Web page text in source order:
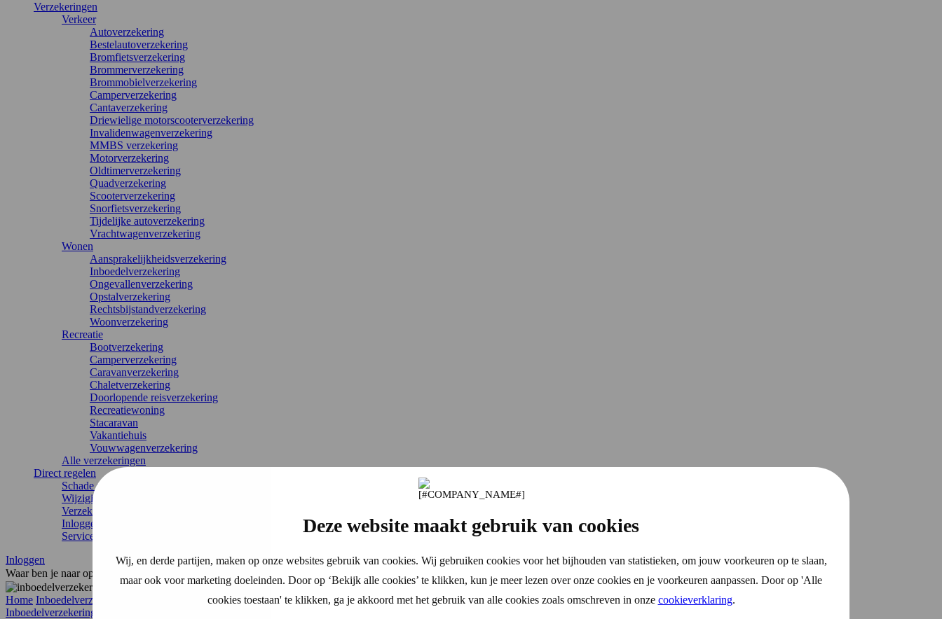
Deze website maakt gebruik van cookies
Wij, en derde partijen, maken op onze websites gebruik van cookies. Wij gebruiken cookies voor het bijhouden van statistieken, om jouw voorkeuren op te slaan,
maar ook voor marketing doeleinden. Door op ‘Bekijk alle cookies’ te klikken, kun je meer lezen over onze cookies en je voorkeuren aanpassen. Door op 'Alle
cookies toestaan' te klikken, ga je akkoord met het gebruik van alle cookies zoals omschreven in onze cookieverklaring.
Verzekeringen
Verkeer
Autoverzekering
Bestelautoverzekering
Bromfietsverzekering
Brommerverzekering
Brommobielverzekering
Camperverzekering
Cantaverzekering
Driewielige motorscooterverzekering
Invalidenwagenverzekering
MMBS verzekering
Motorverzekering
Oldtimerverzekering
Quadverzekering
Scooterverzekering
Snorfietsverzekering
Tijdelijke autoverzekering
Vrachtwagenverzekering
Wonen
Aansprakelijkheidsverzekering
Inboedelverzekering
Ongevallenverzekering
Opstalverzekering
Rechtsbijstandverzekering
Woonverzekering
Recreatie
Bootverzekering
Camperverzekering
Caravanverzekering
Chaletverzekering
Doorlopende reisverzekering
Recreatiewoning
Stacaravan
Vakantiehuis
Vouwwagenverzekering
Alle verzekeringen
Direct regelen
Schade melden
Wijziging doorgeven
Verzekering annuleren
Inloggen
Service & contact
Inloggen
Waar ben je naar op zoek?
Home Inboedelverzekering
Inboedelverzekering